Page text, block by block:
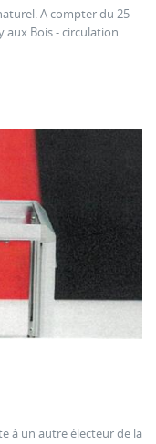
A compter du 25
aux Bois - circulation...
à un autre électeur de la